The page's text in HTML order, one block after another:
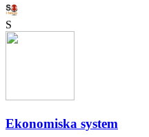
S
Ekonomiska system